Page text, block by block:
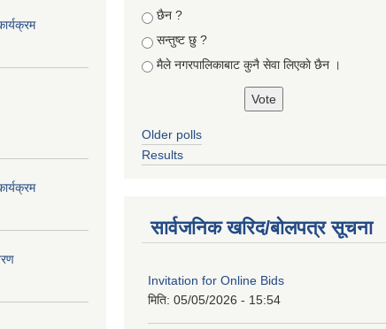
छैन ?
सन्तुष्ट छु ?
मैले नगरपालिकाबाट कुनै सेवा लिएकाे छैन ।
Older polls
Results
सार्वजनिक खरिद/बोलपत्र सूचना
Invitation for Online Bids
मिति: 05/05/2026 - 15:54